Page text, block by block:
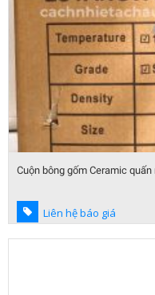
Cuộn bông gốm Ceramic
Liên hệ báo giá